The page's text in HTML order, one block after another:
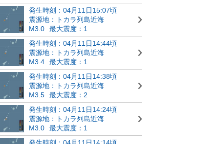
発生時刻：04月11日15:07頃
震源地：トカラ列島近海
M3.0
最大震度：1
発生時刻：04月11日14:44頃
震源地：トカラ列島近海
M3.4
最大震度：1
発生時刻：04月11日14:38頃
震源地：トカラ列島近海
M3.5
最大震度：2
発生時刻：04月11日14:24頃
震源地：トカラ列島近海
M3.0
最大震度：1
発生時刻：04月11日14:14頃